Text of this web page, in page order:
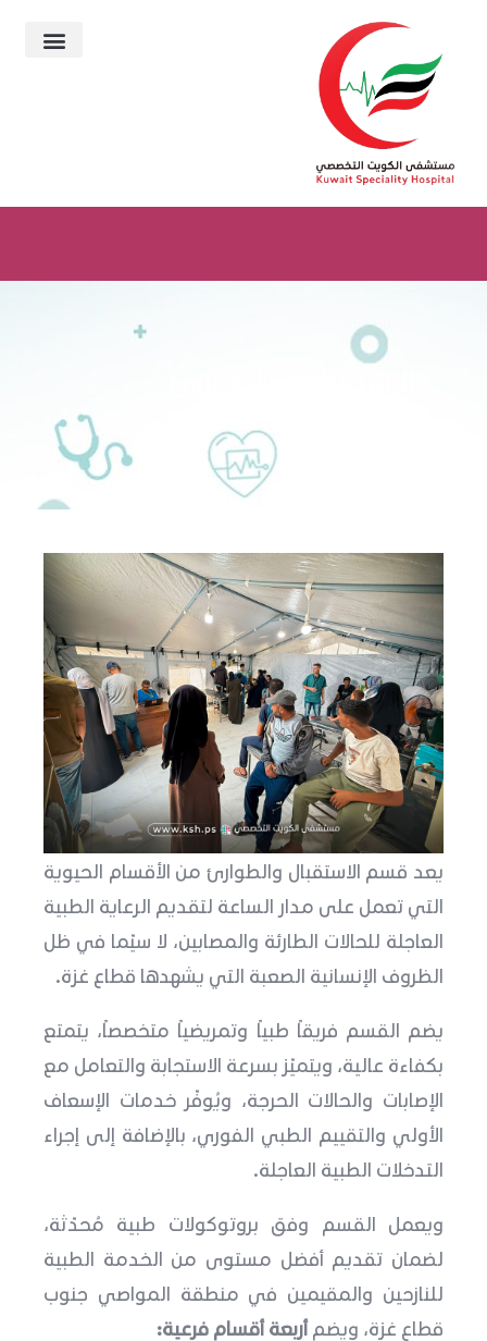
يعد قسم الاستقبال والطوارئ من الأقسام الحيوية
التي تعمل على مدار الساعة لتقديم الرعاية الطبية
العاجلة للحالات الطارئة والمصابين، لا سيّما في ظل
الظروف الإنسانية الصعبة التي يشهدها قطاع غزة.
يضم القسم فريقاً طبياً وتمريضياً متخصصاً، يتمتع
بكفاءة عالية، ويتميّز بسرعة الاستجابة والتعامل مع
الإصابات والحالات الحرجة، ويُوفّر خدمات الإسعاف
الأولي والتقييم الطبي الفوري، بالإضافة إلى إجراء
التدخلات الطبية العاجلة.
ويعمل القسم وفق بروتوكولات طبية مُحدّثة،
لضمان تقديم أفضل مستوى من الخدمة الطبية
للنازحين والمقيمين في منطقة المواصي جنوب
قطاع غزة، ويضمأربعة أقسام فرعية: